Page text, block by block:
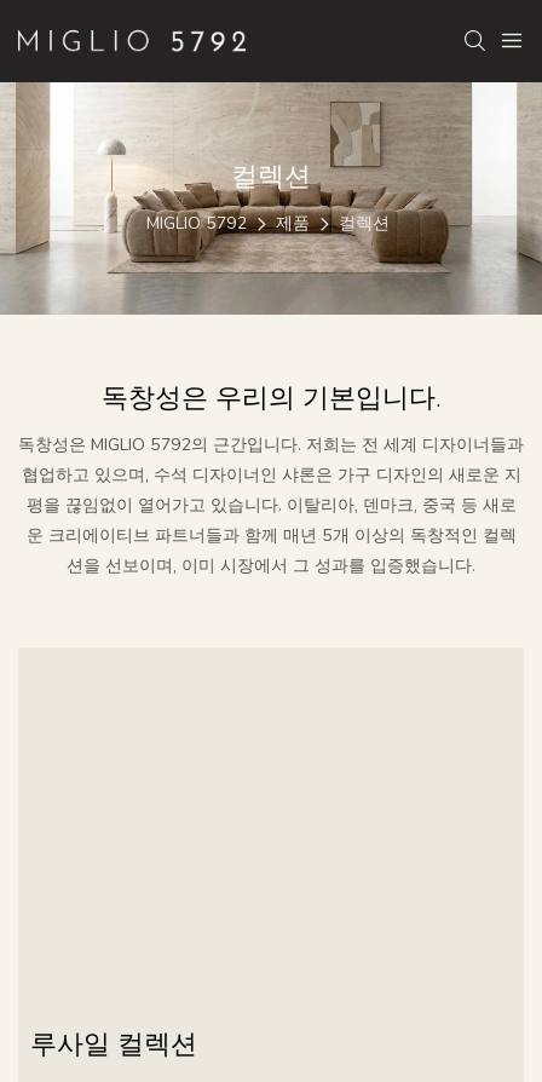
컬렉션
MIGLIO 5792 제품 컬렉션
독창성은 우리의 기본입니다.
독창성은 MIGLIO 5792의 근간입니다. 저희는 전 세계 디자이너들과
협업하고 있으며, 수석 디자이너인 샤론은 가구 디자인의 새로운 지
평을 끊임없이 열어가고 있습니다. 이탈리아, 덴마크, 중국 등 새로
운 크리에이티브 파트너들과 함께 매년 5개 이상의 독창적인 컬렉
션을 선보이며, 이미 시장에서 그 성과를 입증했습니다.
루사일 컬렉션